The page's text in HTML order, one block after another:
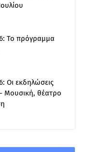
Το πρόγραμμα
Οι εκδηλώσεις
Μουσική, θέατρο